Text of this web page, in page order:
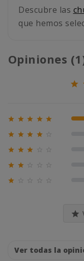
Descubre las
que hemos
Opiniones
    
   
  
 

